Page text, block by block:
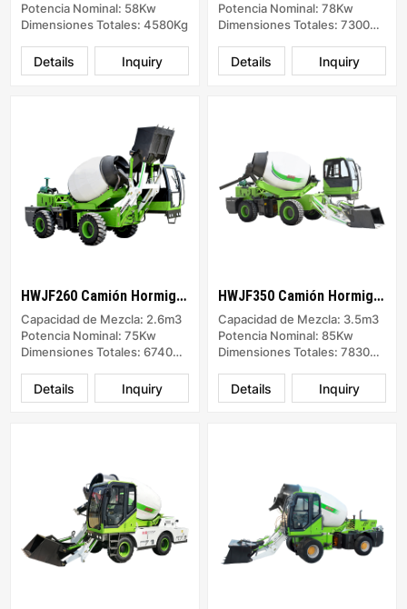
Potencia Nominal: 58Kw
Dimensiones Totales: 4580Kg
Inquiry
Details
Potencia Nominal: 78Kw
Dimensiones Totales: 7300x2650x3750
Inquiry
Details
HWJF260 Camión Hormigonera
Capacidad de Mezcla: 2.6m3
Potencia Nominal: 75Kw
Dimensiones Totales: 6740x2500x3920
Inquiry
Details
HWJF350 Camión Hormigonera
Capacidad de Mezcla: 3.5m3
Potencia Nominal: 85Kw
Dimensiones Totales: 7830x2680x4170
Inquiry
Details